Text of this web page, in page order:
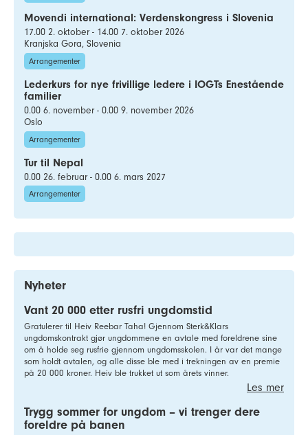
Movendi international: Verdenskongress i Slovenia
17.00 2. oktober - 14.00 7. oktober 2026
Kranjska Gora, Slovenia
Arrangementer
Lederkurs for nye frivillige ledere i IOGTs Enestående
familier
0.00 6. november - 0.00 9. november 2026
Oslo
Arrangementer
Tur til Nepal
0.00 26. februar - 0.00 6. mars 2027
Arrangementer
Nyheter
Vant 20 000 etter rusfri ungdomstid
Gratulerer til Heiv Reebar Taha! Gjennom Sterk&Klars
ungdomskontrakt gjør ungdommene en avtale med foreldrene sine
om å holde seg rusfrie gjennom ungdomsskolen. I år var det mange
som holdt avtalen, og alle disse ble med i trekningen av en premie
på 20 000 kroner. Heiv ble trukket ut som årets vinner.
Les mer
Trygg sommer for ungdom – vi trenger dere
foreldre på banen